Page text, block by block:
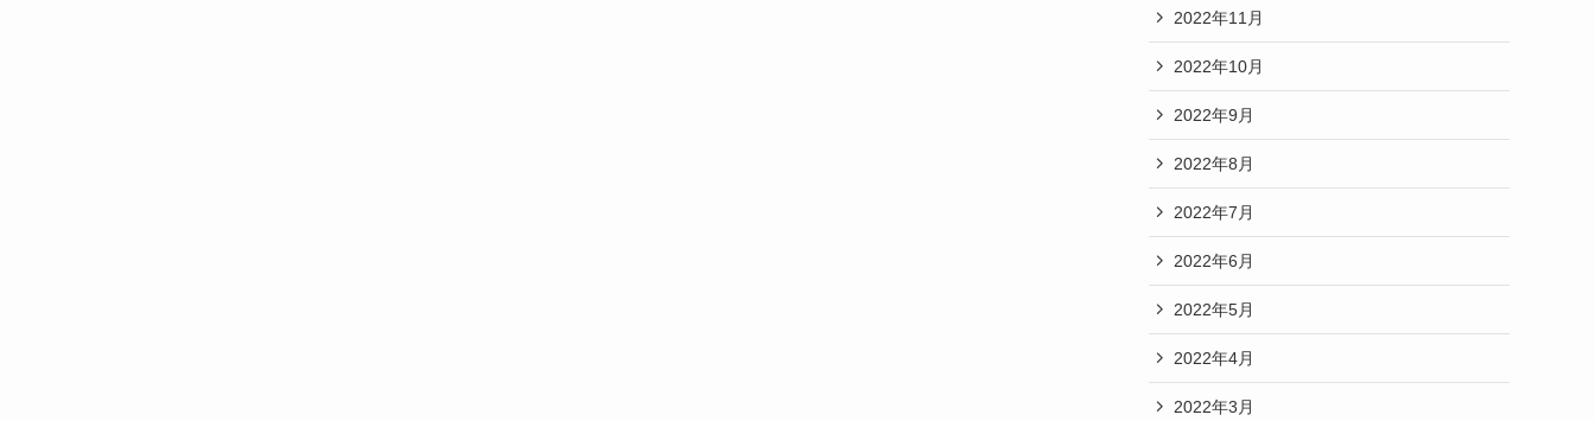
2022年11月
2022年10月
2022年9月
2022年8月
2022年7月
2022年6月
2022年5月
2022年4月
2022年3月